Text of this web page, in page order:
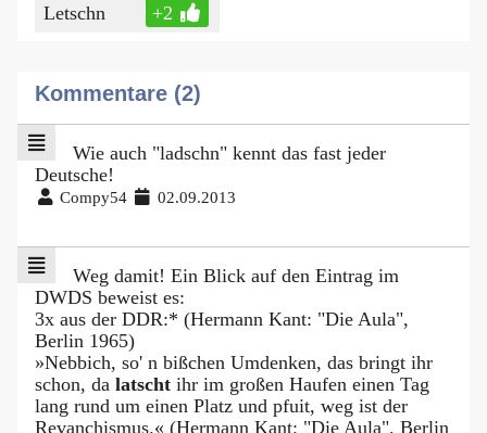
Letschn +2
Kommentare (2)
Wie auch "ladschn" kennt das fast jeder
Deutsche!
Compy54 02.09.2013
Weg damit! Ein Blick auf den Eintrag im
DWDS beweist es:
3x aus der DDR:* (Hermann Kant: "Die Aula",
Berlin 1965)
»Nebbich, so' n bißchen Umdenken, das bringt ihr
schon, da latscht ihr im großen Haufen einen Tag
lang rund um einen Platz und pfuit, weg ist der
Revanchismus.« (Hermann Kant: "Die Aula", Berlin